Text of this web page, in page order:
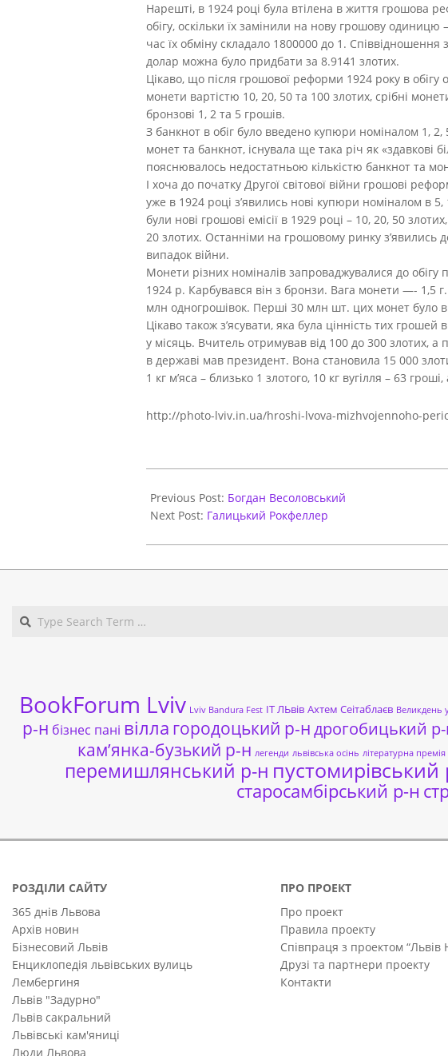
Нарешті, в 1924 році була втілена в життя грошова
обігу, оскільки їх замінили на нову грошову
час їх обміну складало 1800000 до 1.
долар можна було придбати за 8.9141 злотих.
Цікаво, що після грошової реформи 1924 року в
монети вартістю 10, 20, 50 та 100 злотих, срібні
бронзові 1, 2 та 5 грошів.
З банкнот в обіг було введено купюри номіналом 1,
монет та банкнот, існувала ще така річ як «здавкові
пояснювалось недостатньою кількістю банкнот та
І хоча до початку Другої світової війни грошові
уже в 1924 році з’явились нові купюри номіналом в
були нові грошові емісії в 1929 році – 10, 20, 50
20 злотих. Останніми на грошовому ринку з’явились
випадок війни.
Монети різних номіналів запроваджувалися до
1924 р. Карбувався він з бронзи. Вага монети —- 1,5
млн одногрошівок. Перші 30 млн шт. цих монет було
Цікаво також з’ясувати, яка була цінність тих
у місяць. Вчитель отримував від 100 до 300 злотих,
в державі мав президент. Вона становила 15 000
1 кг м’яса – близько 1 злотого, 10 кг вугілля – 63
http://photo-lviv.in.ua/hroshi-lvova-mizhvojennoho-
10-
27
Previous Post: Богдан Весоловський
Next Post: Галицький Рокфеллер
BookForum Lviv Lviv Bandura Fest ІТ ЛЬвів Ахтем Сеітаблаєв Великдень
р-н бізнес пані вілла городоцький р-ндрогобицький
кам’янка-бузький р-н легенди львівська осінь літературна премія
перемишлянський р-н пустомирівський
старосамбірський р-н
РОЗДІЛИ САЙТУ
365 днів Львова
Архів новин
Бізнесовий Львів
Енциклопедія львівських вулиць
Лембергиня
Львів "Задурно"
Львів сакральний
Львівські кам'яниці
Люди Львова
ПРО ПРОЕКТ
Про проект
Правила проекту
Співпраця з проектом “Львів
Друзі та партнери проекту
Контакти